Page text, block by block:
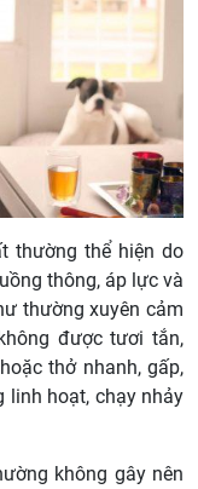
thường thể hiện do
thông, áp lực và
thường xuyên cảm
được tươi tắn,
thở nhanh, gấp,
linh hoạt, chạy nhảy
không gây nên